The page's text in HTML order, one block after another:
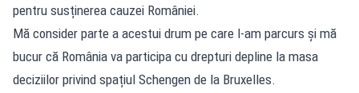
pentru susținerea cauzei României.
Mă consider parte a acestui drum pe care l-am parcurs și mă
bucur că România va participa cu drepturi depline la masa
deciziilor privind spațiul Schengen de la Bruxelles.